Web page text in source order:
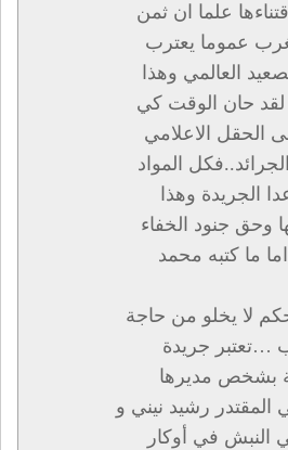
علما ان ثمن
عموما يعترب
العالمي وهذا
حان الوقت كي
الحقل الاعلامي
المواد
الجريدة وهذا
وحق جنود الخفاء
ما كتبه محمد
لا يخلو من حاجة
جريدة
بشخص مديرها
المقتدر رشيد نيني و
النبش في أوكار